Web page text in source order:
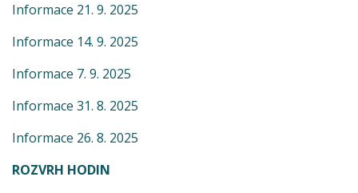
Informace 21. 9. 2025
Informace 14. 9. 2025
Informace 7. 9. 2025
Informace 31. 8. 2025
Informace 26. 8. 2025
ROZVRH HODIN